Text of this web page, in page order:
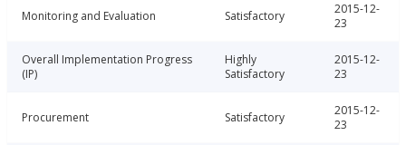
Monitoring and Evaluation Satisfactory
2015-12-
23
Overall Implementation Progress
(IP)
Highly
Satisfactory
2015-12-
23
Procurement Satisfactory
2015-12-
23